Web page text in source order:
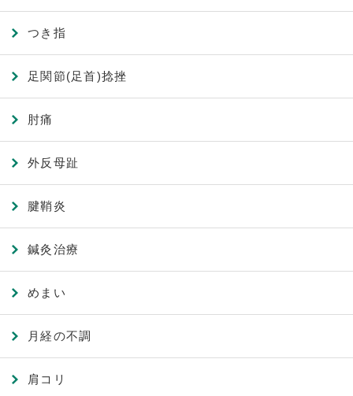
つき指
足関節(足首)捻挫
肘痛
外反母趾
腱鞘炎
鍼灸治療
めまい
月経の不調
肩コリ